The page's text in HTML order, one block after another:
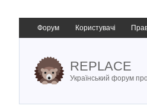
Форум Користувачі
REPLACE
Український форум